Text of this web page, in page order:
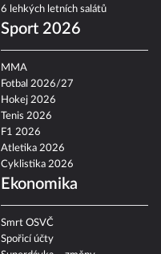
6 lehkých letních salátů
Sport 2026
MMA
Fotbal 2026/27
Hokej 2026
Tenis 2026
F1 2026
Atletika 2026
Cyklistika 2026
Ekonomika
Smrt OSVČ
Spořicí účty